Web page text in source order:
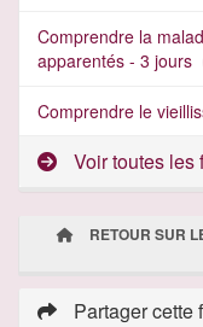
Comprendre la
apparentés - 3 jours
Comprendre le
Voir toutes les
RETOUR SUR
Partager cette